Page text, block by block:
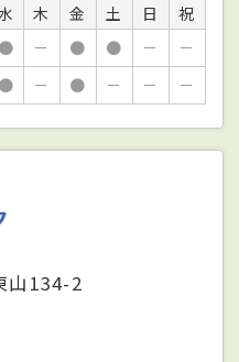
木 金 土 日
祝
● － ● ● －
－
● － ● － － －
山134-2